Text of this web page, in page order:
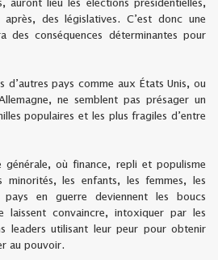
auront lieu les élections présidentielles,
après, des législatives. C’est donc une
des conséquences déterminantes pour
d’autres pays comme aux États Unis, ou
ne semblent pas présager un
populaires et les plus fragiles d’entre
générale, où finance, repli et populisme
minorités, les enfants, les femmes, les
en guerre deviennent les boucs
laissent convaincre, intoxiquer par les
leaders utilisant leur peur pour obtenir
au pouvoir.